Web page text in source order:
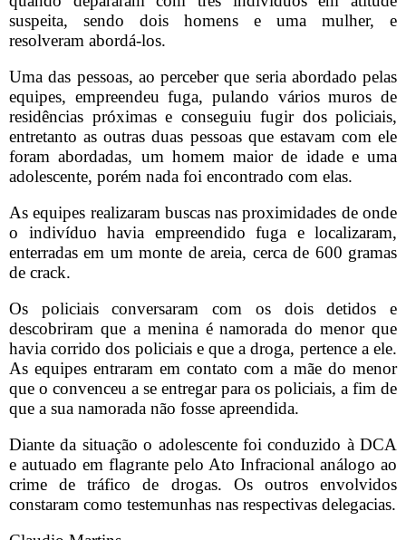
suspeita, sendo dois homens e uma mulher, e
resolveram abordá-los.
Uma das pessoas, ao perceber que seria abordado pelas
equipes, empreendeu fuga, pulando vários muros de
residências próximas e conseguiu fugir dos policiais,
entretanto as outras duas pessoas que estavam com ele
foram abordadas, um homem maior de idade e uma
adolescente, porém nada foi encontrado com elas.
As equipes realizaram buscas nas proximidades de onde
o indivíduo havia empreendido fuga e localizaram,
enterradas em um monte de areia, cerca de 600 gramas
de crack.
Os policiais conversaram com os dois detidos e
descobriram que a menina é namorada do menor que
havia corrido dos policiais e que a droga, pertence a ele.
As equipes entraram em contato com a mãe do menor
que o convenceu a se entregar para os policiais, a fim de
que a sua namorada não fosse apreendida.
Diante da situação o adolescente foi conduzido à DCA
e autuado em flagrante pelo Ato Infracional análogo ao
crime de tráfico de drogas. Os outros envolvidos
constaram como testemunhas nas respectivas delegacias.